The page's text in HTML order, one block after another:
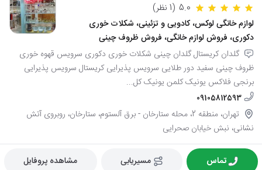
5.0 (1 نظر)
لوازم خانگی لوکس، کادویی و تزئینی، شکلات خوری
دکوری، فروش لوازم خانگی، فروش ظروف چینی
گلدان کریستال گلدان چینی شکلات خوری دکوری سرویس قهوه خوری
ظروف چینی سفید دور طلایی سرویس پذیرایی کریستال سرویس پذیرایی
برنجی فلاکس یونیک کلمن یونیک کل...
09105812593
تهران، منطقه 2، محله ستارخان - برق آلستوم، ستارخان، روبروی آتش
نشانی، نبش خیابان صحرایی
تماس مسیریابی مشاهده پروفایل